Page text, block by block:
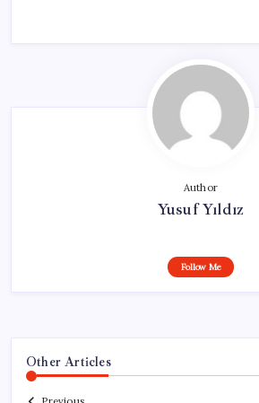
Author
Yusuf Yıldız
Follow Me
Other Articles